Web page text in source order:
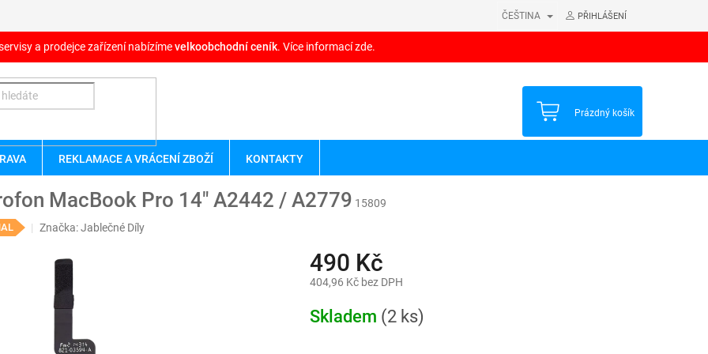
ČEŠTINA PŘIHLÁŠENÍ
a prodejce zařízení nabízímevelkoobchodní ceník. Více informací zde.
NÁKUPNÍ
Prázdný košík
REKLAMACE A VRÁCENÍ ZBOŽÍ KONTAKTY
MacBook Pro 14" A2442 / A2779 15809
Značka:Jablečné Díly
490 Kč
404,96 Kč bez DPH
cena:
Skladem (2 ks)